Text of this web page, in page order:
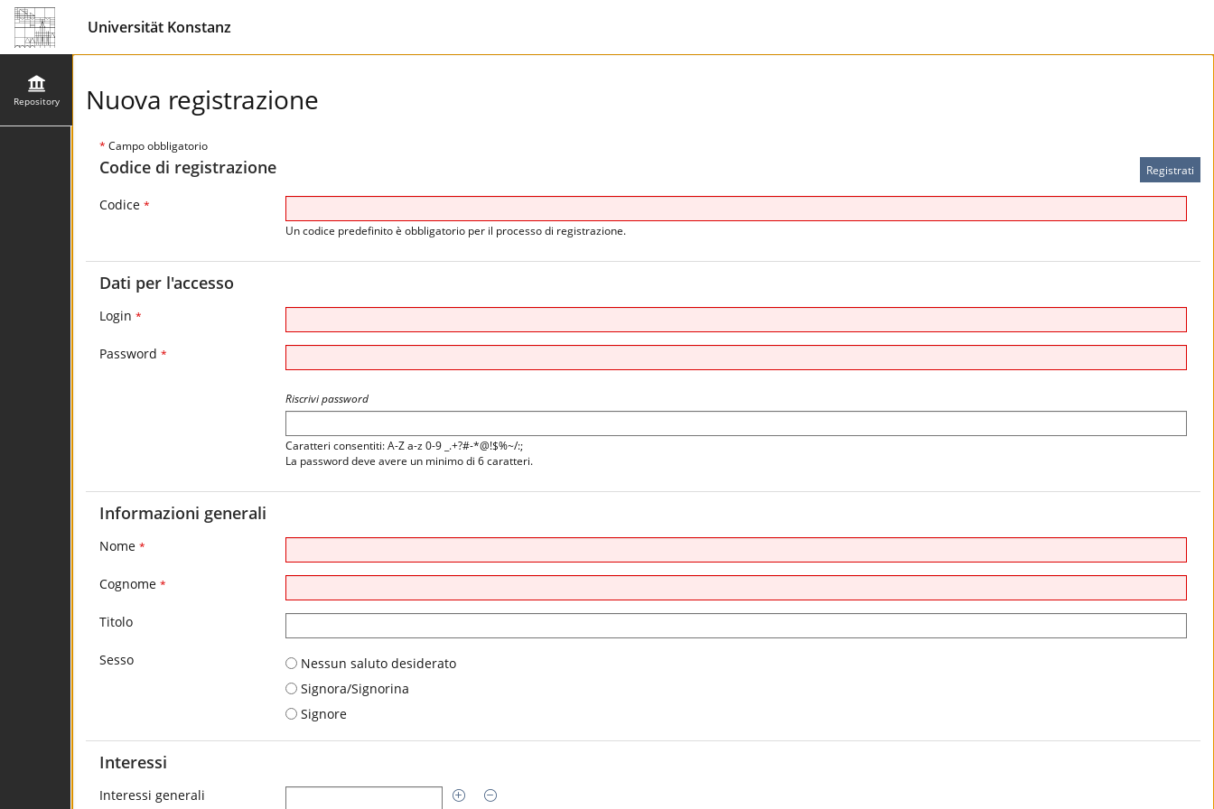
Universität Konstanz
Repository Nuova registrazione
* Campo obbligatorio
Codice di registrazione
Codice *
Un codice predefinito è obbligatorio per il processo di registrazione.
Dati per l'accesso
Login *
Password *
Riscrivi password
Caratteri consentiti: A-Z a-z 0-9 _.+?#-*@!$%~/:;
La password deve avere un minimo di 6 caratteri.
Informazioni generali
Nome *
Cognome *
Titolo
Sesso
Nessun saluto desiderato
Signora/Signorina
Signore
Interessi
Interessi generali